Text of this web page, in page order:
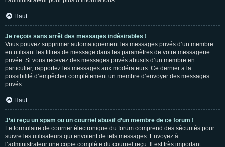
Haut
Je reçois sans arrêt des messages indésirables !
Vous pouvez supprimer automatiquement les messages privés d’un membre
en utilisant les filtres de message dans les paramètres de votre messagerie
privée. Si vous recevez des messages privés abusifs d’un membre en
particulier, rapportez les messages aux modérateurs. Ce dernier a la
possibilité d’empêcher complètement un membre d’envoyer des messages
privés.
Haut
J’ai reçu un spam ou un courriel abusif d’un membre de ce forum !
Le formulaire de courrier électronique du forum comprend des sécurités pour
suivre les utilisateurs qui envoient de tels messages. Envoyez à
l’administrateur une copie complète du courriel reçu. Il est très important